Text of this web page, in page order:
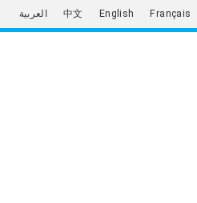
العربية 中文 English Français